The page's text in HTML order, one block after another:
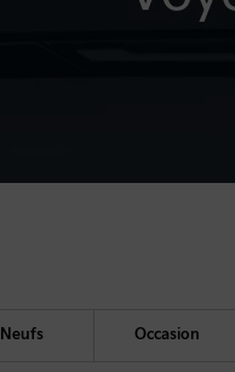
Neufs Occasion